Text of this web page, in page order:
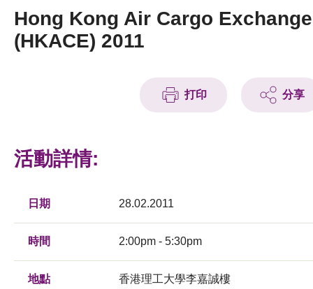
新聞中心
Hong Kong Air Cargo Exchange
(HKACE) 2011
打印 分享
活動詳情:
日期 28.02.2011
時間 2:00pm - 5:30pm
地點 香港理工大學李嘉誠樓